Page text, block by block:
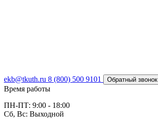
ekb@tkuth.ru 8 (800) 500 9101 Обратный звонок
Время работы
ПН-ПТ: 9:00 - 18:00
Сб, Вс: Выходной